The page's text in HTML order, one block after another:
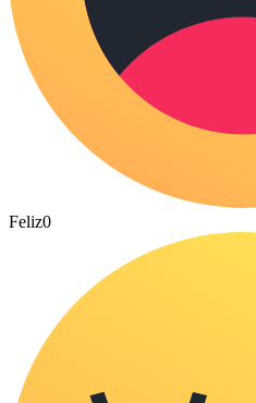
Feliz0